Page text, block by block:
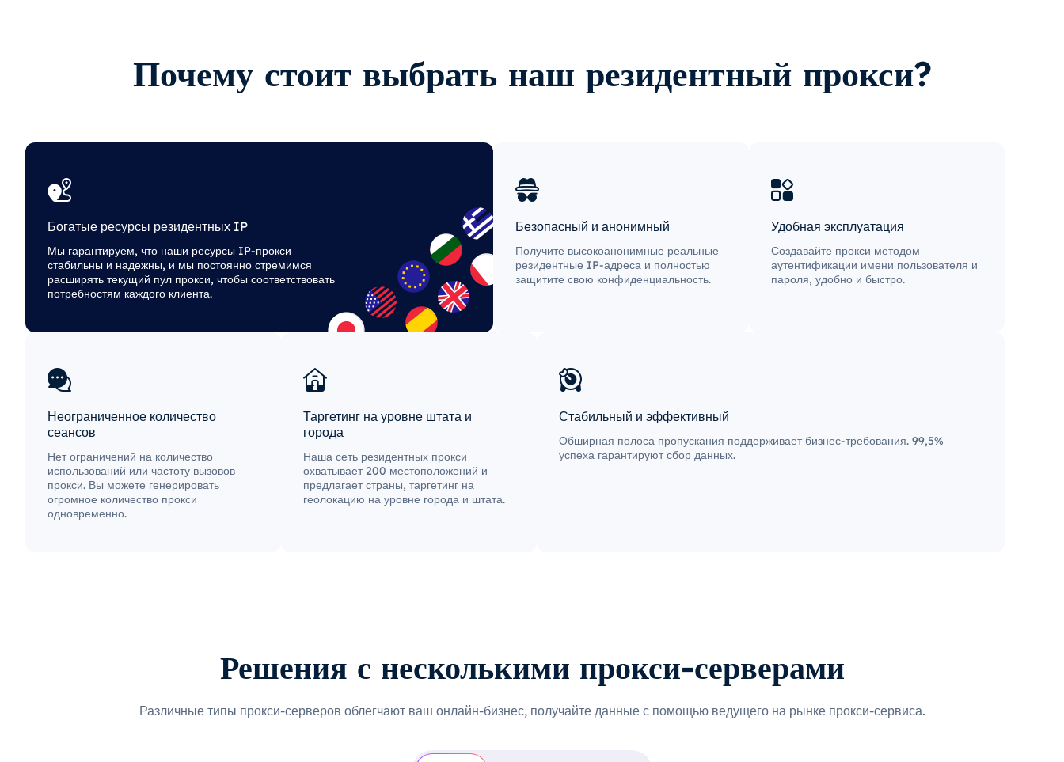
Почему стоит выбрать наш резидентный прокси?
Богатые ресурсы резидентных IP
Мы гарантируем, что наши ресурсы IP-прокси
стабильны и надежны, и мы постоянно стремимся
расширять текущий пул прокси, чтобы соответствовать
потребностям каждого клиента.
Безопасный и анонимный
Получите высокоанонимные реальные
резидентные IP-адреса и полностью
защитите свою конфиденциальность.
Удобная эксплуатация
Создавайте прокси методом
аутентификации имени пользователя и
пароля, удобно и быстро.
Неограниченное количество
сеансов
Нет ограничений на количество
использований или частоту вызовов
прокси. Вы можете генерировать
огромное количество прокси
одновременно.
Таргетинг на уровне штата и
города
Наша сеть резидентных прокси
охватывает 200 местоположений и
предлагает страны, таргетинг на
геолокацию на уровне города и штата.
Стабильный и эффективный
Обширная полоса пропускания поддерживает бизнес-требования. 99,5%
успеха гарантируют сбор данных.
Решения с несколькими прокси-серверами
Различные типы прокси-серверов облегчают ваш онлайн-бизнес, получайте данные с помощью ведущего на рынке прокси-сервиса.